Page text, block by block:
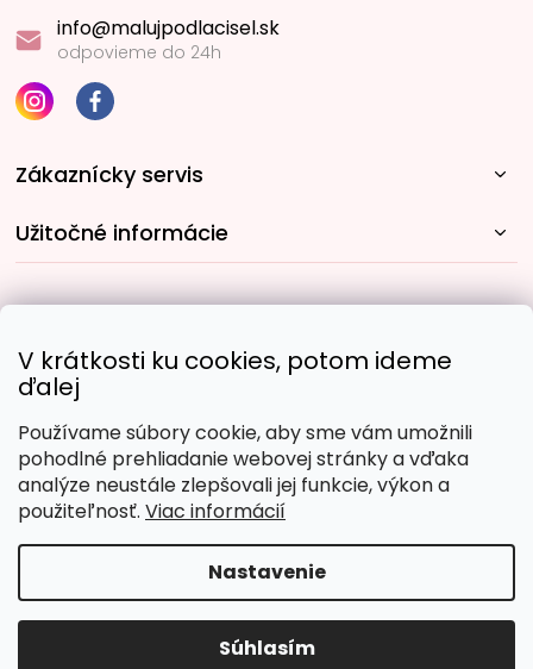
V krátkosti ku cookies, potom ideme
ďalej
Používame súbory cookie, aby sme vám umožnili
pohodlné prehliadanie webovej stránky a vďaka
analýze neustále zlepšovali jej funkcie, výkon a
použiteľnosť. Viac informácií
Nastavenie
Súhlasím
info@malujpodlacisel.sk
odpovieme do 24h
Zákaznícky servis
Užitočné informácie
Obľúbené spôsoby platby:
Copyright 2026Malujpodlacisel.sk. Všetky práva
vyhradené.Upraviť nastavenie cookies